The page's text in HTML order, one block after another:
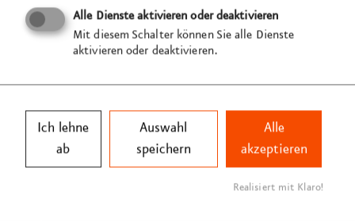
Alle Dienste aktivieren oder deaktivieren
Mit diesem Schalter können Sie alle Dienste
aktivieren oder deaktivieren.
Ich lehne
ab
Auswahl
speichern
Alle
akzeptieren
Realisiert mit Klaro!